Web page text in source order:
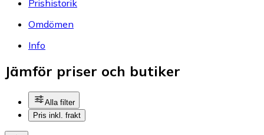
Prishistorik
Omdömen
Info
Jämför priser och butiker
Alla filter
Pris inkl. frakt